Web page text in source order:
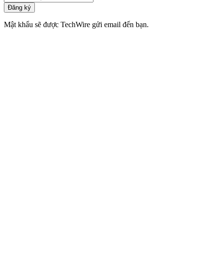
Đăng ký
Mật khẩu sẽ được TechWire gửi email đến bạn.